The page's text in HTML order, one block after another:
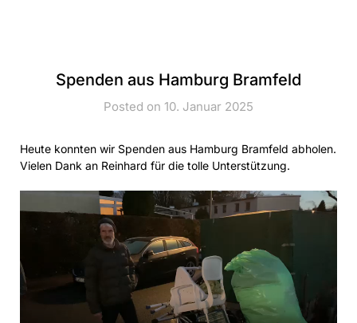
Spenden aus Hamburg Bramfeld
Posted on 10. Januar 2025
Heute konnten wir Spenden aus Hamburg Bramfeld abholen.
Vielen Dank an Reinhard für die tolle Unterstützung.